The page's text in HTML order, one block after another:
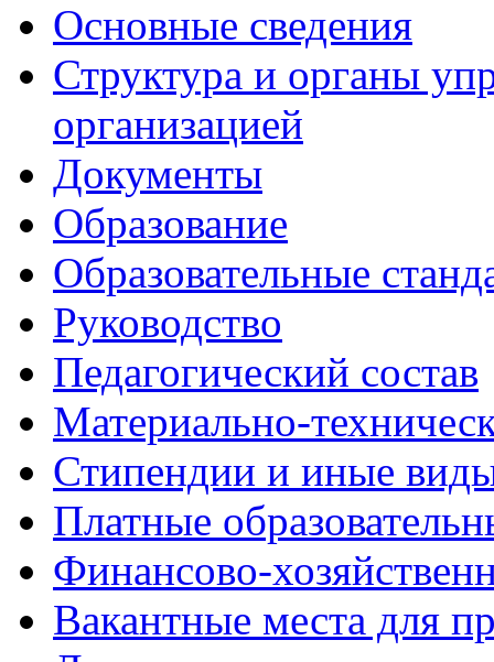
Основные сведения
Структура и органы
организацией
Документы
Образование
Образовательные
Руководство
Педагогический состав
Материально-
Стипендии и иные
Платные
Финансово-
Вакантные места для